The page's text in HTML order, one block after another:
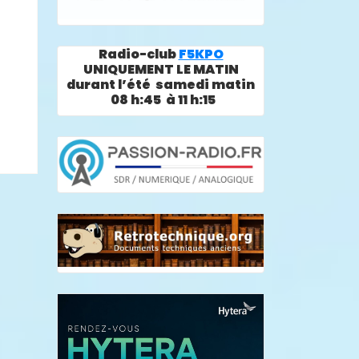
Radio-clubF5KPO
UNIQUEMENT LE MATIN
durant l’été samedi matin
08 h:45 à 11 h:15